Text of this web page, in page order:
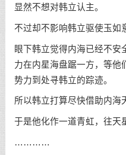
显然不想对韩立认主。
不过却不影响韩立驱使玉如
眼下韩立觉得内海已经不安
力在内星海盘踞一方，等他
势力到处寻韩立的踪迹。
所以韩立打算尽快借助内海
于是他化作一道青虹，往天
…………